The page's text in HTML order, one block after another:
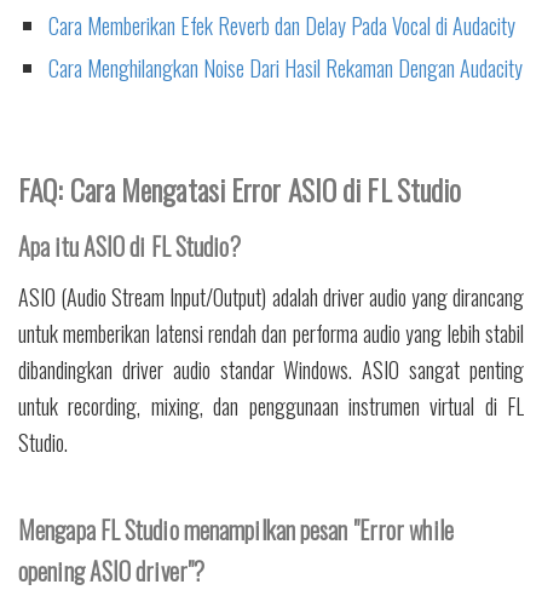
Cara Memberikan Efek Reverb dan Delay Pada Vocal di Audacity
Cara Menghilangkan Noise Dari Hasil Rekaman Dengan Audacity
FAQ: Cara Mengatasi Error ASIO di FL Studio
Apa itu ASIO di FL Studio?
ASIO (Audio Stream Input/Output) adalah driver audio yang dirancang
untuk memberikan latensi rendah dan performa audio yang lebih stabil
dibandingkan driver audio standar Windows. ASIO sangat penting
untuk recording, mixing, dan penggunaan instrumen virtual di FL
Studio.
Mengapa FL Studio menampilkan pesan "Error while
opening ASIO driver"?